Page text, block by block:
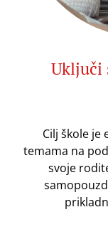
Uključi
Cilj škole
temama na
svoje